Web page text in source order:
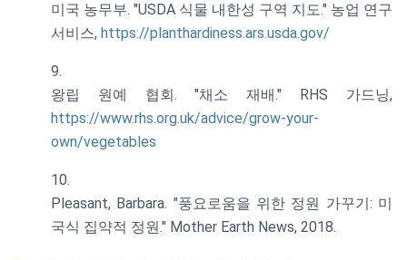
미국 농무부. "USDA 식물 내한성 구역 지도." 농업 연구
서비스, https://planthardiness.ars.usda.gov/
왕립 원예 협회. "채소 재배." RHS 가드닝,
https://www.rhs.org.uk/advice/grow-your-
own/vegetables
Pleasant, Barbara. "풍요로움을 위한 정원 가꾸기: 미
국식 집약적 정원." Mother Earth News, 2018.